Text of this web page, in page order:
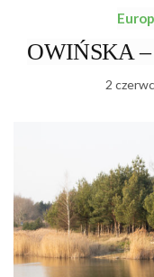
OWIŃSKA –
2